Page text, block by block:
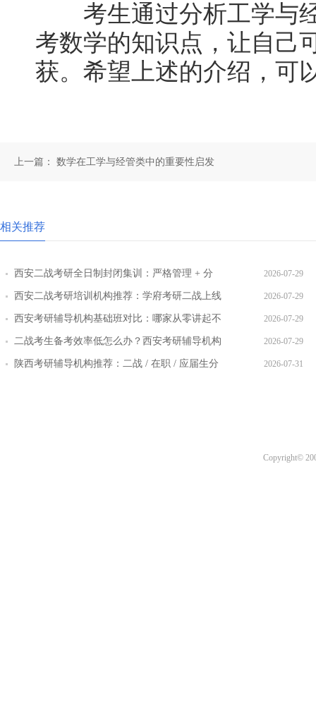
考生通过分析工学与经
考数学的知识点，让自己
获。希望上述的介绍，可
上一篇： 数学在工学与经管类中的重要性启发
相关推荐
西安二战考研全日制封闭集训：严格管理 + 分
层教学效果实测
2026-07-29
西安二战考研培训机构推荐：学府考研二战上线
率提升路径
2026-07-29
西安考研辅导机构基础班对比：哪家从零讲起不
跳步骤
2026-07-29
二战考生备考效率低怎么办？西安考研辅导机构
提效方案盘点
2026-07-29
陕西考研辅导机构推荐：二战 / 在职 / 应届生分 2026-07-31
Copyright©